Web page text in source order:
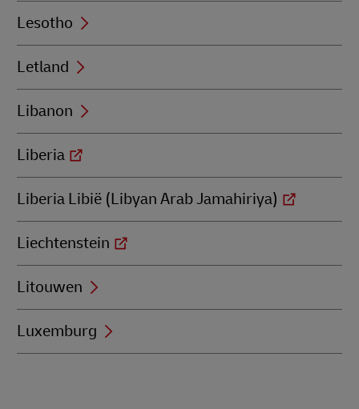
Lesotho
Letland
Libanon
Liberia
Liberia Libië (Libyan Arab Jamahiriya)
Liechtenstein
Litouwen
Luxemburg